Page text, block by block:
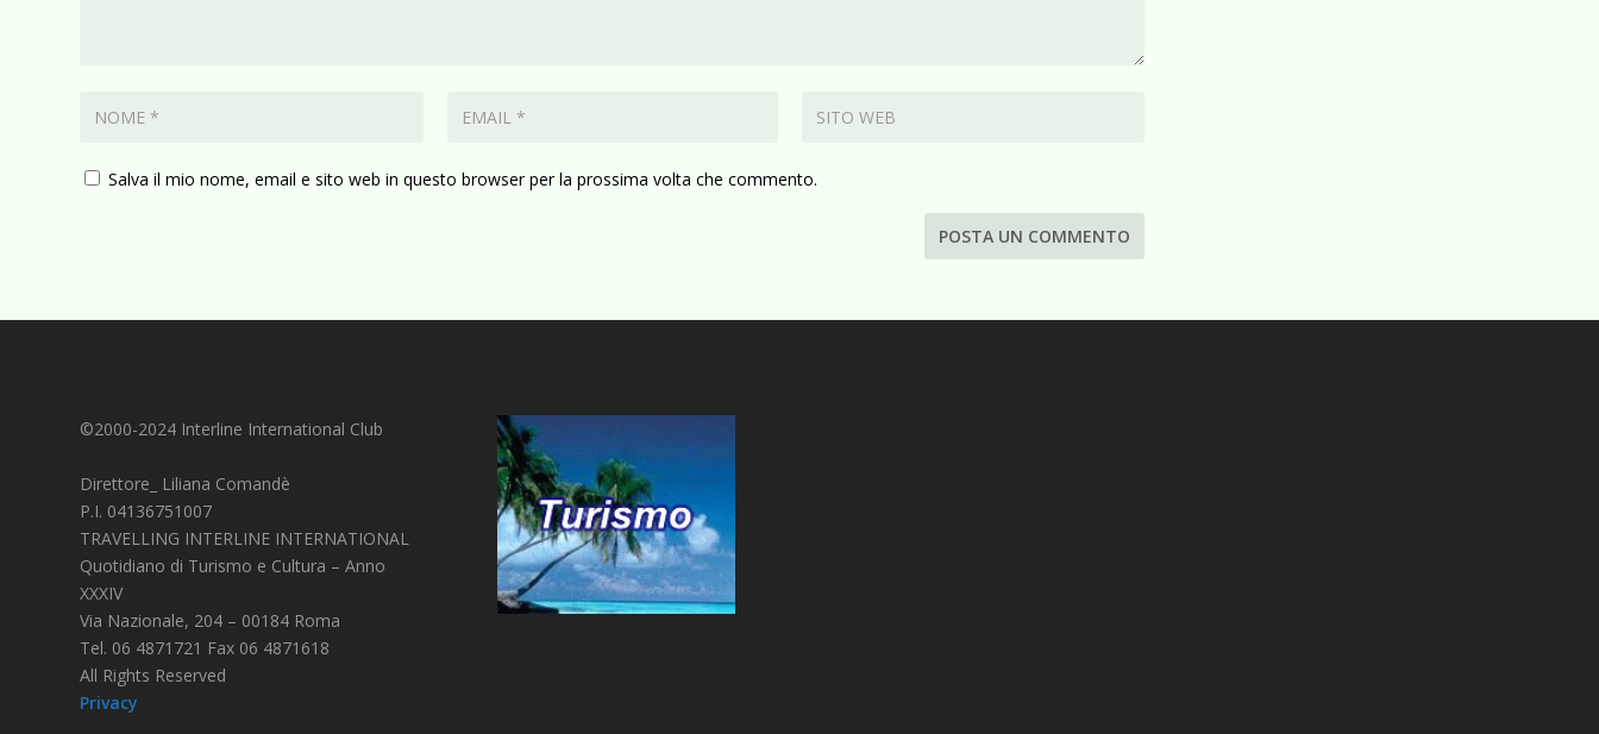
Salva il mio nome, email e sito web in questo browser per la prossima volta che commento.
©2000-2024 Interline International Club
Direttore_ Liliana Comandè
P.I. 04136751007
TRAVELLING INTERLINE INTERNATIONAL
Quotidiano di Turismo e Cultura – Anno
XXXIV
Via Nazionale, 204 – 00184 Roma
Tel. 06 4871721 Fax 06 4871618
All Rights Reserved
Privacy